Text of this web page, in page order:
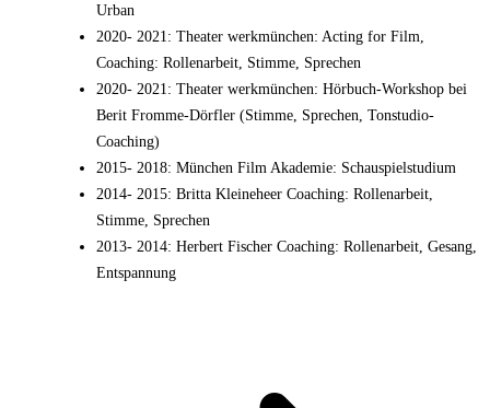
Urban
2020- 2021 : Theater werkmünchen: Acting for Film,
Coaching: Rollenarbeit, Stimme, Sprechen
2020- 2021 : Theater werkmünchen: Hörbuch-Workshop bei
Berit Fromme-Dörfler (Stimme, Sprechen, Tonstudio-
Coaching)
2015- 2018: München Film Akademie: Schauspielstudium
2014- 2015: Britta Kleineheer Coaching: Rollenarbeit,
Stimme, Sprechen
2013- 2014: Herbert Fischer Coaching: Rollenarbeit, Gesang,
Entspannung